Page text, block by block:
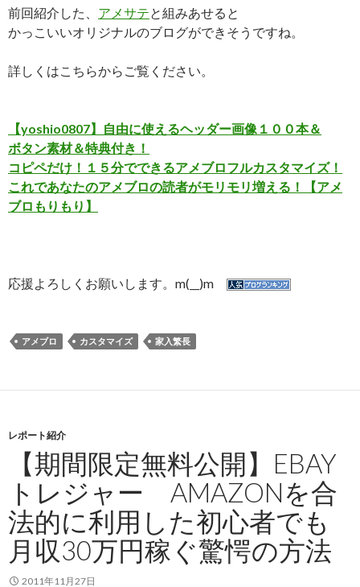
前回紹介した、 アメサテと組みあせると
かっこいいオリジナルのブログができそうですね。
詳しくはこちらからご覧ください。
【yoshio0807】自由に使えるヘッダー画像１００本＆
ボタン素材＆特典付き！
コピペだけ！１５分でできるアメブロフルカスタマイズ！
これであなたのアメブロの読者がモリモリ増える！【アメ
ブロもりもり】
応援よろしくお願いします。m(__)m
アメブロ カスタマイズ 家入繁長
レポート紹介
【期間限定無料公開】EBAY
トレジャー AMAZONを合
法的に利用した初心者でも
月収30万円稼ぐ驚愕の方法
2011年11月27日